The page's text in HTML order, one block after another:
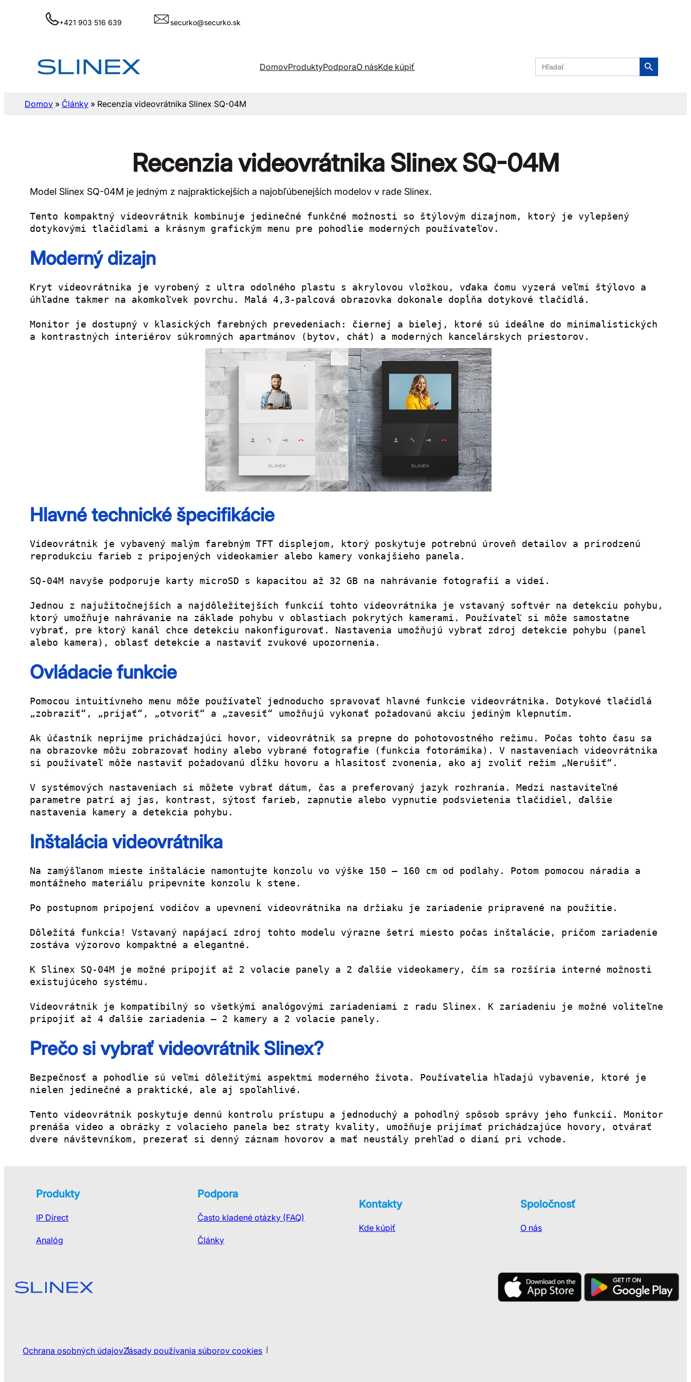
+421 903 516 639 securko@securko.sk
DomovProduktyPodporaO násKde kúpiť
Search
for:
Search Button
Domov » Články » Recenzia videovrátnika Slinex SQ-04M
Recenzia videovrátnika Slinex SQ-04M
Model Slinex SQ-04M je jedným z najpraktickejších a najobľúbenejších modelov v rade Slinex.
Tento kompaktný videovrátnik kombinuje jedinečné funkčné možnosti so štýlovým dizajnom, ktorý je vylepšený
dotykovými tlačidlami a krásnym grafickým menu pre pohodlie moderných používateľov.
Moderný dizajn
Kryt videovrátnika je vyrobený z ultra odolného plastu s akrylovou vložkou, vďaka čomu vyzerá veľmi štýlovo a
úhľadne takmer na akomkoľvek povrchu. Malá 4,3-palcová obrazovka dokonale dopĺňa dotykové tlačidlá.
Monitor je dostupný v klasických farebných prevedeniach: čiernej a bielej, ktoré sú ideálne do minimalistických
a kontrastných interiérov súkromných apartmánov (bytov, chát) a moderných kancelárskych priestorov.
Hlavné technické špecifikácie
Videovrátnik je vybavený malým farebným TFT displejom, ktorý poskytuje potrebnú úroveň detailov a prirodzenú
reprodukciu farieb z pripojených videokamier alebo kamery vonkajšieho panela.
SQ-04M navyše podporuje karty microSD s kapacitou až 32 GB na nahrávanie fotografií a videí.
Jednou z najužitočnejších a najdôležitejších funkcií tohto videovrátnika je vstavaný softvér na detekciu pohybu,
ktorý umožňuje nahrávanie na základe pohybu v oblastiach pokrytých kamerami. Používateľ si môže samostatne
vybrať, pre ktorý kanál chce detekciu nakonfigurovať. Nastavenia umožňujú vybrať zdroj detekcie pohybu (panel
alebo kamera), oblasť detekcie a nastaviť zvukové upozornenia.
Ovládacie funkcie
Pomocou intuitívneho menu môže používateľ jednoducho spravovať hlavné funkcie videovrátnika. Dotykové tlačidlá
„zobraziť“, „prijať“, „otvoriť“ a „zavesiť“ umožňujú vykonať požadovanú akciu jediným klepnutím.
Ak účastník neprijme prichádzajúci hovor, videovrátnik sa prepne do pohotovostného režimu. Počas tohto času sa
na obrazovke môžu zobrazovať hodiny alebo vybrané fotografie (funkcia fotorámika). V nastaveniach videovrátnika
si používateľ môže nastaviť požadovanú dĺžku hovoru a hlasitosť zvonenia, ako aj zvoliť režim „Nerušiť“.
V systémových nastaveniach si môžete vybrať dátum, čas a preferovaný jazyk rozhrania. Medzi nastaviteľné
parametre patrí aj jas, kontrast, sýtosť farieb, zapnutie alebo vypnutie podsvietenia tlačidiel, ďalšie
nastavenia kamery a detekcia pohybu.
Inštalácia videovrátnika
Na zamýšľanom mieste inštalácie namontujte konzolu vo výške 150 – 160 cm od podlahy. Potom pomocou náradia a
montážneho materiálu pripevnite konzolu k stene.
Po postupnom pripojení vodičov a upevnení videovrátnika na držiaku je zariadenie pripravené na použitie.
Dôležitá funkcia! Vstavaný napájací zdroj tohto modelu výrazne šetrí miesto počas inštalácie, pričom zariadenie
zostáva výzorovo kompaktné a elegantné.
K Slinex SQ-04M je možné pripojiť až 2 volacie panely a 2 ďalšie videokamery, čím sa rozšíria interné možnosti
existujúceho systému.
Videovrátnik je kompatibilný so všetkými analógovými zariadeniami z radu Slinex. K zariadeniu je možné voliteľne
pripojiť až 4 ďalšie zariadenia – 2 kamery a 2 volacie panely.
Prečo si vybrať videovrátnik Slinex?
Bezpečnosť a pohodlie sú veľmi dôležitými aspektmi moderného života. Používatelia hľadajú vybavenie, ktoré je
nielen jedinečné a praktické, ale aj spoľahlivé.
Tento videovrátnik poskytuje dennú kontrolu prístupu a jednoduchý a pohodlný spôsob správy jeho funkcií. Monitor
prenáša video a obrázky z volacieho panela bez straty kvality, umožňuje prijímať prichádzajúce hovory, otvárať
dvere návštevníkom, prezerať si denný záznam hovorov a mať neustály prehľad o dianí pri vchode.
Produkty
IP Direct
Analóg
Podpora
Často kladené otázky (FAQ)
Články
Kontakty
Kde kúpiť
Spoločnosť
O nás
Ochrana osobných údajovZásady používania súborov cookies